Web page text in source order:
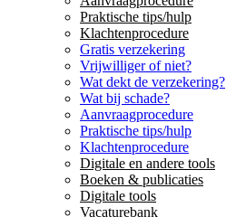
Praktische tips/hulp
Klachtenprocedure
Gratis verzekering
Vrijwilliger of niet?
Wat dekt de verzekering?
Wat bij schade?
Aanvraagprocedure
Praktische tips/hulp
Klachtenprocedure
Digitale en andere tools
Boeken & publicaties
Digitale tools
Vacaturebank